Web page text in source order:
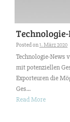
Posted on1. März 2020
Technologie-News
mit potenziellen
Exporteuren die
Ges...
Read More